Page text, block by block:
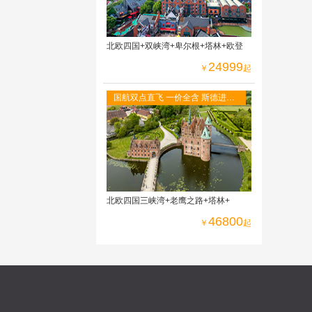
北欧四国+双峡湾+卑尔根+塔林+欧登
￥ 24999起
国航双点直飞 一价全含 斯德进哥
本出，冰岛段--赫尔辛基进奥斯陆
出
北欧四国三峡湾+老鹰之路+塔林+
￥ 46800起